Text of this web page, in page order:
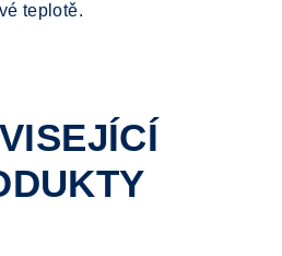
teplotě.